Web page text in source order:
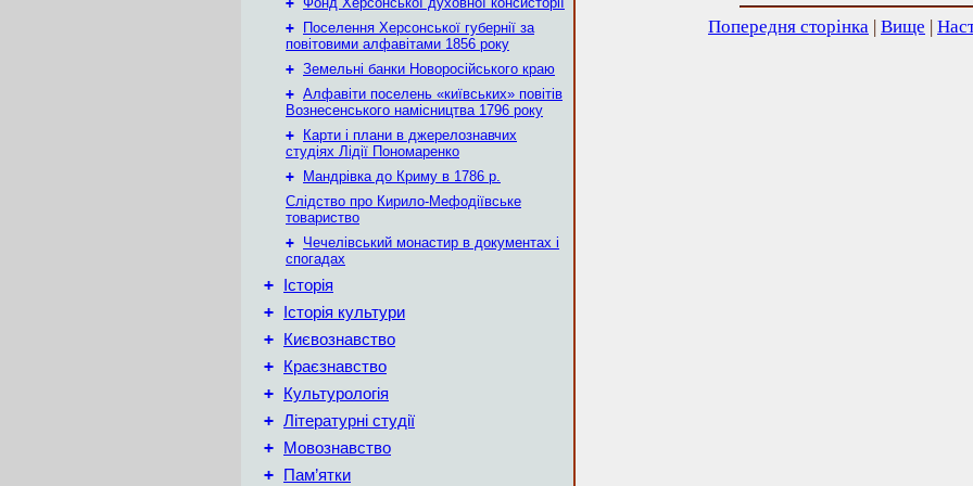
+
Поселення Херсонської губернії за
повітовими алфавітами 1856 року
+ Земельні банки Новоросійського краю
+ Алфавіти поселень «київських» повітів
Вознесенського намісництва 1796 року
+
Карти і плани в джерелознавчих
студіях Лідії Пономаренко
+
Мандрівка до Криму в 1786 р.
Слідство про Кирило-Мефодіївське
товариство
+ Чечелівський монастир в документах і
спогадах
+ Історія
+ Історія культури
+ Києвознавство
+ Краєзнавство
+ Культурологія
+ Літературні студії
+ Мовознавство
+ Пам’ятки
Попередня сторінка | Вище |